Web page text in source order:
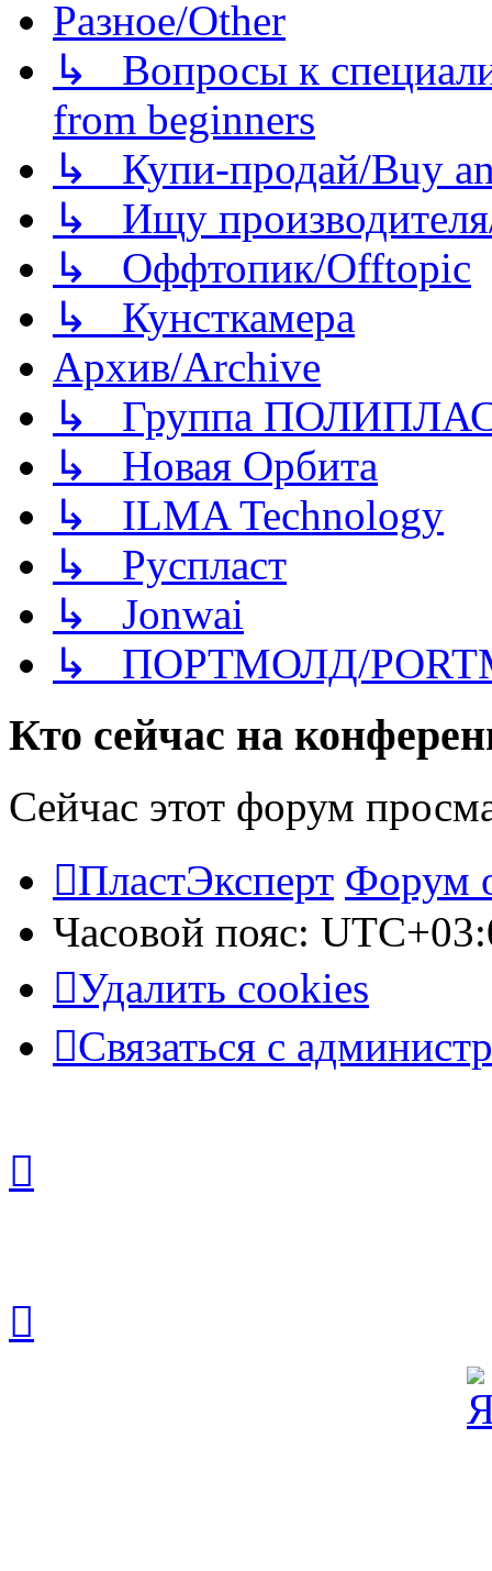
Разное/Other
↳ Вопросы к
from beginners
↳ Купи-продай/Buy
↳ Ищу
↳ Оффтопик/Offtopic
↳ Кунсткамера
Архив/Archive
↳ Группа
↳ Новая Орбита
↳ ILMA Technology
↳ Руспласт
↳ Jonwai
↳ ПОРТМОЛД/
Кто сейчас на
Сейчас этот форум
ПластЭксперт Форум
Часовой пояс:
Удалить cookies
Связаться с